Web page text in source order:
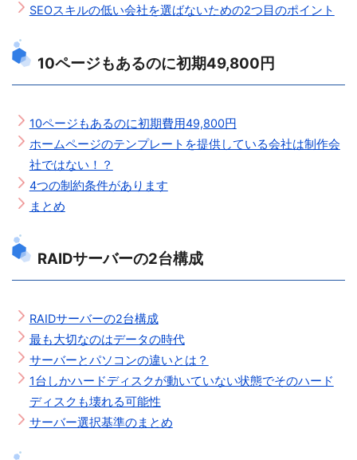
SEOスキルの低い会社を選ばないための2つ目のポイント
10ページもあるのに初期49,800円
10ページもあるのに初期費用49,800円
ホームページのテンプレートを提供している会社は制作会
社ではない！？
4つの制約条件があります
まとめ
RAIDサーバーの2台構成
RAIDサーバーの2台構成
最も大切なのはデータの時代
サーバーとパソコンの違いとは？
1台しかハードディスクが動いていない状態でそのハード
ディスクも壊れる可能性
サーバー選択基準のまとめ